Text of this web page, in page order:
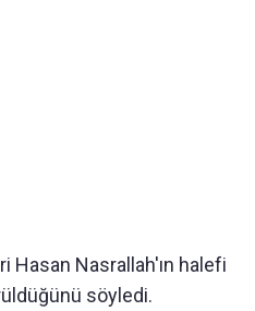
Hasan Nasrallah'ın halefi
söyledi.